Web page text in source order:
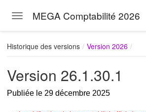
Toggle navigation
MEGA Comptabilité 2026
Historique des versions Version 2026
Version 26.1.30.1
Publiée le 29 décembre 2025